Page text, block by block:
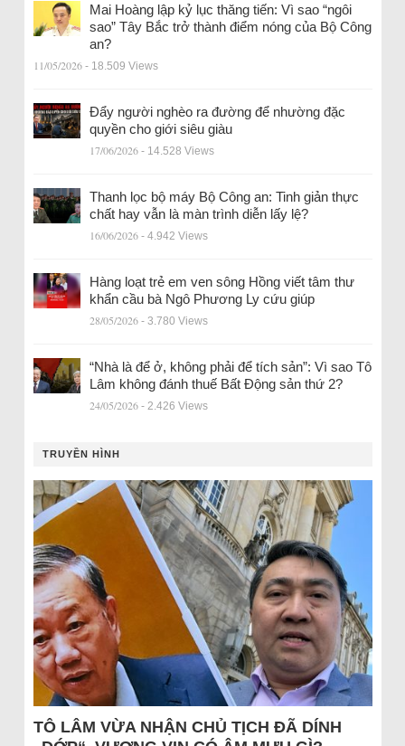
Mai Hoàng lập kỷ lục thăng tiến: Vì sao “ngôi
sao” Tây Bắc trở thành điểm nóng của Bộ Công
an?
11/05/2026 - 18.509 Views
Đẩy người nghèo ra đường để nhường đặc
quyền cho giới siêu giàu
17/06/2026 - 14.528 Views
Thanh lọc bộ máy Bộ Công an: Tinh giản thực
chất hay vẫn là màn trình diễn lấy lệ?
16/06/2026 - 4.942 Views
Hàng loạt trẻ em ven sông Hồng viết tâm thư
khẩn cầu bà Ngô Phương Ly cứu giúp
28/05/2026 - 3.780 Views
“Nhà là để ở, không phải để tích sản”: Vì sao Tô
Lâm không đánh thuế Bất Động sản thứ 2?
24/05/2026 - 2.426 Views
TRUYỀN HÌNH
TÔ LÂM VỪA NHẬN CHỦ TỊCH ĐÃ DÍNH